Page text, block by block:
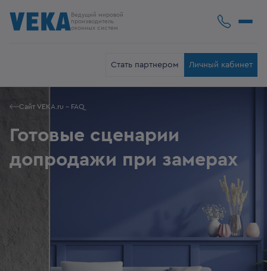
Ведущий мировой
производитель
оконных систем
Стать партнером Личный кабинет
Сайт VEKA.ru - FAQ
Готовые сценарии
допродажи при замерах